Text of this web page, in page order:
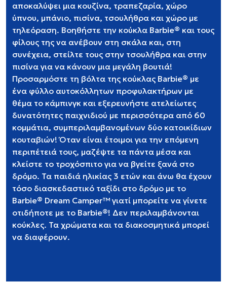
αποκαλύψει μια κουζίνα, τραπεζαρία, χώρο
ύπνου, μπάνιο, πισίνα, τσουλήθρα και χώρο με
τηλεόραση. Βοηθήστε την κούκλα Barbie® και τους
φίλους της να ανέβουν στη σκάλα και, στη
συνέχεια, στείλτε τους στην τσουλήθρα και στην
πισίνα για να κάνουν μια μεγάλη βουτιά!
Προσαρμόστε τη βόλτα της κούκλας Barbie® με
ένα φύλλο αυτοκόλλητων προφυλακτήρων με
θέμα το κάμπινγκ και εξερευνήστε ατελείωτες
δυνατότητες παιχνιδιού με περισσότερα από 60
κομμάτια, συμπεριλαμβανομένων δύο κατοικίδιων
κουταβιών! Όταν είναι έτοιμοι για την επόμενη
περιπέτειά τους, μαζέψτε τα πάντα μέσα και
κλείστε το τροχόσπιτο για να βγείτε ξανά στο
δρόμο. Τα παιδιά ηλικίας 3 ετών και άνω θα έχουν
τόσο διασκεδαστικό ταξίδι στο δρόμο με το
Barbie® Dream Camper™ γιατί μπορείτε να γίνετε
οτιδήποτε με το Barbie®! Δεν περιλαμβάνονται
κούκλες. Τα χρώματα και τα διακοσμητικά μπορεί
να διαφέρουν.